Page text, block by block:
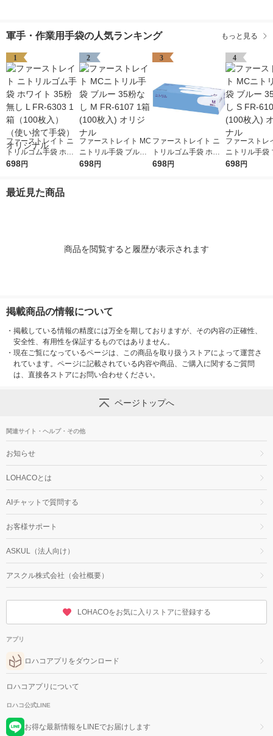
軍手・作業用手袋の人気ランキング もっと見る
1
ファーストレイト ニ
トリルゴム手袋 ホワ
イト 35粉無し L FR-6
リジナル
698円
2
ファーストレイト MC
ニトリル手袋 ブルー
35粉なし M FR-6107
698円
3
ファーストレイト ニ
トリルゴム手袋 ホワ
イト 35粉無し M FR-6
698円
4
ファーストレ
ニトリル手袋
35粉なし S
698円
最近見た商品
商品を閲覧すると履歴が表示されます
掲載商品の情報について
・ 掲載している情報の精度には万全を期しておりますが、その内容の正確性、
安全性、有用性を保証するものではありません。
・ 現在ご覧になっているページは、この商品を取り扱うストアによって運営さ
れています。ページに記載されている内容や商品、ご購入に関するご質問
は、直接各ストアにお問い合わせください。
ページトップへ
関連サイト・ヘルプ・その他
お知らせ
LOHACOとは
AIチャットで質問する
お客様サポート
ASKUL（法人向け）
アスクル株式会社（会社概要）
LOHACOをお気に入りストアに登録する
アプリ
ロハコアプリをダウンロード
ロハコアプリについて
ロハコ公式LINE
お得な最新情報をLINEでお届けします